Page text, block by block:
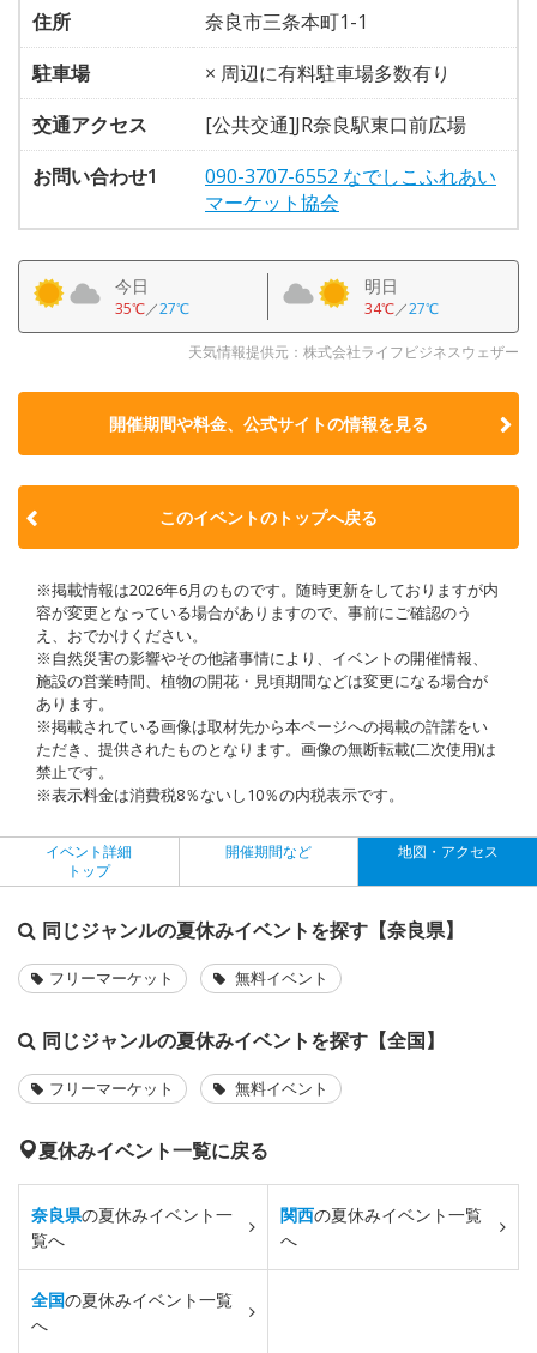
住所
奈良市三条本町1-1
駐車場
× 周辺に有料駐車場多数有り
交通アクセス
[公共交通]JR奈良駅東口前広場
お問い合わせ1
090-3707-6552 なでしこふれあい
マーケット協会
今日
35℃／27℃
明日
34℃／27℃
天気情報提供元：株式会社ライフビジネスウェザー
開催期間や料金、公式サイトの情報を見る
このイベントのトップへ戻る
※掲載情報は2026年6月のものです。随時更新をしておりますが内
容が変更となっている場合がありますので、事前にご確認のう
え、おでかけください。
※自然災害の影響やその他諸事情により、イベントの開催情報、
施設の営業時間、植物の開花・見頃期間などは変更になる場合が
あります。
※掲載されている画像は取材先から本ページへの掲載の許諾をい
ただき、提供されたものとなります。画像の無断転載(二次使用)は
禁止です。
※表示料金は消費税8％ないし10％の内税表示です。
イベント詳細
トップ
開催期間など 地図・アクセス
同じジャンルの夏休みイベントを探す【奈良県】
フリーマーケット 無料イベント
同じジャンルの夏休みイベントを探す【全国】
フリーマーケット 無料イベント
夏休みイベント一覧に戻る
奈良県の夏休みイベント一
覧へ
関西の夏休みイベント一覧
へ
全国の夏休みイベント一覧
へ